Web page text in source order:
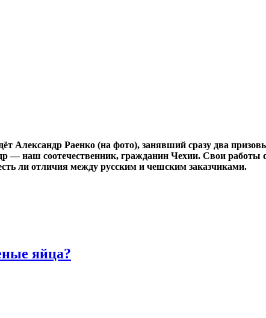
Александр Раенко (на фото), занявший сразу два
— наш соотечественник, гражданин Чехии. Свои работы
ли отличия между русским и чешским заказчиками.
яйца?